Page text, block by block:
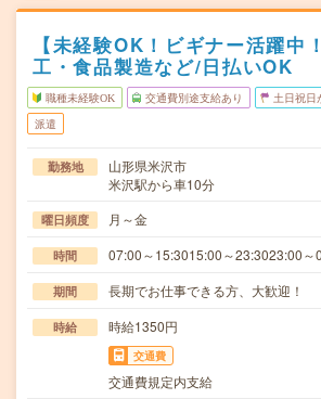
【未経験OK！ビギナー活躍中
工・食品製造など/日払いOK
職種未経験OK 交通費別途支給あり 土日祝日
派遣
勤務地
山形県米沢市
米沢駅から車10分
曜日頻度 月～金
時間 07:00～15:3015:00～23:3023:00～
期間 長期でお仕事できる方、大歓迎！
時給 時給1350円
交通費
交通費規定内支給